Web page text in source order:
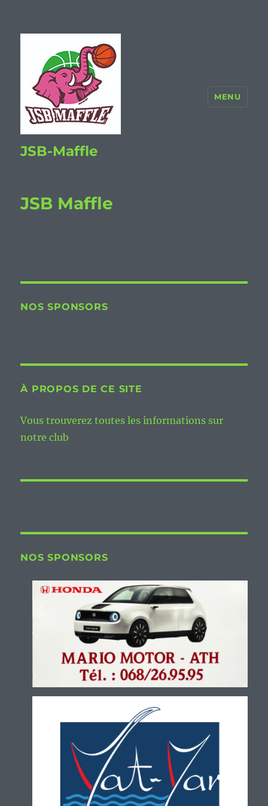
JSB-Maffle
MENU
JSB Maffle
NOS SPONSORS
À PROPOS DE CE SITE
Vous trouverez toutes les informations sur
notre club
NOS SPONSORS